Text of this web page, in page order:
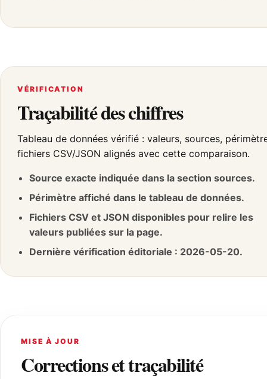
VÉRIFICATION
Traçabilité des chiffres
Tableau de données vérifié : valeurs, sources,
fichiers CSV/JSON alignés avec cette comparaison.
Source exacte indiquée dans la section sources.
Périmètre affiché dans le tableau de données.
Fichiers CSV et JSON disponibles pour relire les
valeurs publiées sur la page.
Dernière vérification éditoriale : 2026-05-20.
MISE À JOUR
Corrections et traçabilité